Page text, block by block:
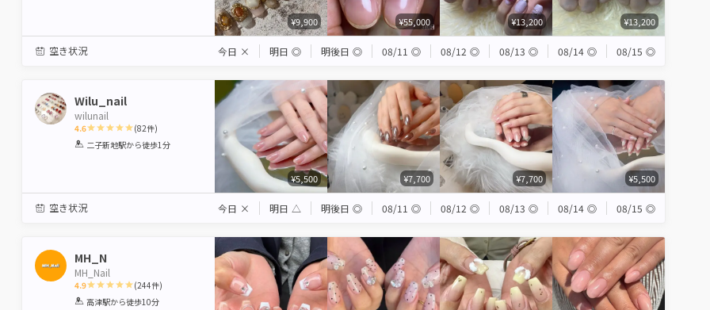
¥9,900 ¥55,000 ¥13,200 ¥13,200
空き状況 今日 × 明日 ◎ 明後日 ◎ 08/11 ◎ 08/12 ◎ 08/13 ◎ 08/14 ◎ 08/15 ◎
Wilu_nail
wilunail
4.6
1 2 3 4 5
(82件)
二子新地駅から徒歩1分
¥5,500 ¥7,700 ¥7,700 ¥5,500
空き状況 今日 × 明日 △ 明後日 ◎ 08/11 ◎ 08/12 ◎ 08/13 ◎ 08/14 ◎ 08/15 ◎
MH_N
MH_Nail
4.9
1 2 3 4 5
(244件)
高津駅から徒歩10分